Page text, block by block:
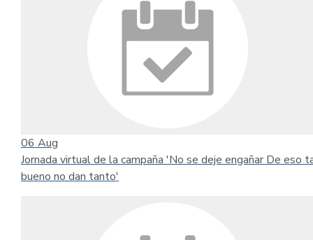
06 Aug
Jornada virtual de la campaña 'No se deje engañar De eso
bueno no dan tanto'